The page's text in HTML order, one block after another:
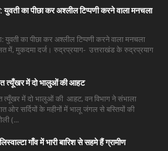
युवती का पीछा कर अश्लील टिप्पणी करने वाला मनचला
युवती का पीछा कर अश्लील टिप्पणी करने वाला मनचला
में, मुकदमा दर्ज। रुद्रप्रयाग- उत्तराखंड के रुद्रप्रयाग
त्यूँखर में दो भालुओं की आहट
त्यूँखर में दो भालुओं की आहट, वन विभाग ने संभाला
ओर सर्दियों के महीनों में भालू जंगल से बस्तियों की
(...
गाँव में भारी बारिश से सहमे हैं ग्रामीण